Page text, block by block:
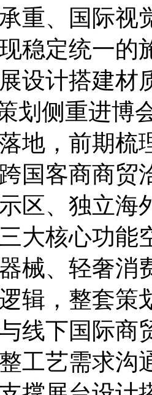
重、国际视
稳定统一的
设计搭建材
划侧重进博
地，前期梳
国客商商贸
区、独立海
大核心功能
械、轻奢消
辑，整套策
线下国际商
工艺需求沟